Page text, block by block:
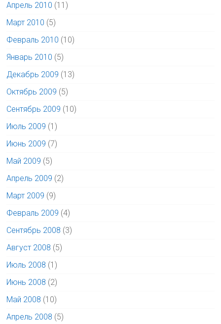
Апрель 2010 (11)
Март 2010 (5)
Февраль 2010 (10)
Январь 2010 (5)
Декабрь 2009 (13)
Октябрь 2009 (5)
Сентябрь 2009 (10)
Июль 2009 (1)
Июнь 2009 (7)
Май 2009 (5)
Апрель 2009 (2)
Март 2009 (9)
Февраль 2009 (4)
Сентябрь 2008 (3)
Август 2008 (5)
Июль 2008 (1)
Июнь 2008 (2)
Май 2008 (10)
Апрель 2008 (5)